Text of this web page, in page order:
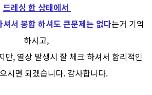
드레싱 한 상태에서
서 봉합 하셔도 큰문제는 없다는거 기억
하시고,
만, 열상 발생시 잘 체크 하셔서 합리적인
시면 되겠습니다. 감사합니다.